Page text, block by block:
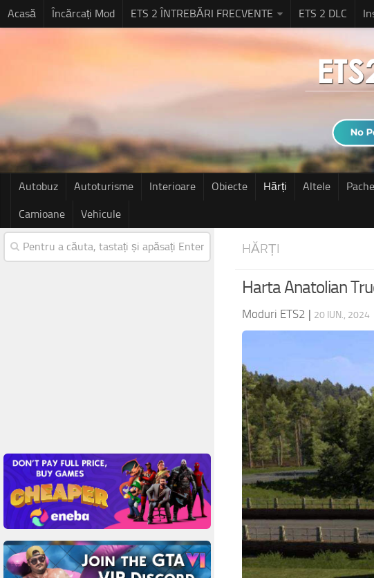
Acasă Încărcați Mod ETS 2 ÎNTREBĂRI FRECVENTE ETS 2 DLC
Autobuz Autoturisme Interioare Obiecte Hărți Altele
Camioane Vehicule
HĂRȚI
Harta Anatolian
Moduri ETS2 | 20 IUN., 2024